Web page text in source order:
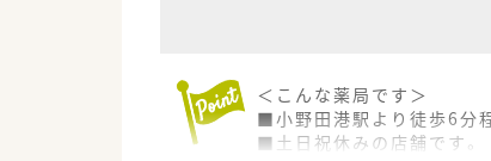
＜こんな薬局です＞
■小野田港駅より徒歩6分
■土日祝休みの店舗です。